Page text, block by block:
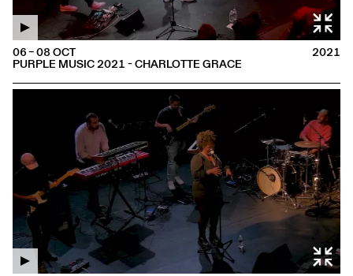
PURPLE MUSIC 2021 - CHARLOTTE GRACE
06 – 08 OCT 2021